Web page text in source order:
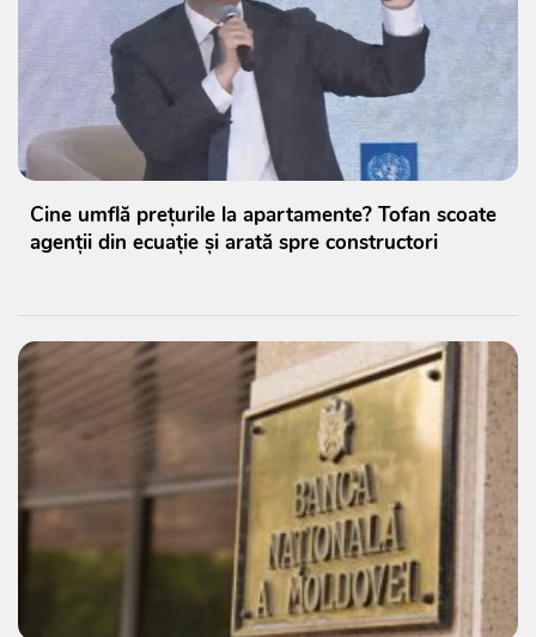
Cine umflă prețurile la apartamente? Tofan scoate
agenții din ecuație și arată spre constructori